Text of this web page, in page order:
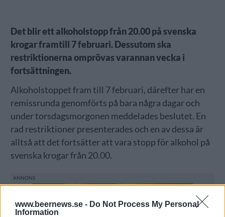
www.beernews.se - Do Not Process My Personal
Information
Det blir ett alkoholstopp från 20.00 på svenska
krogar framtill 7 februari. Dessutom ska
restriktionerna omprövas varannan vecka i
fortsättningen.
Alkoholstoppet fram till 7 februari, därefter har en
remissrunda genomförts på bara några dagar och
under torsdagsmorgonen meddelades beslutet. En
rad restriktioner presenterades och en av dessa är
alltså att det fortsätter att vara stopp för alkohol på
svenska krogar från 20.00.